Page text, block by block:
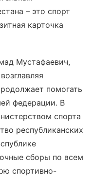
– это спорт
карточка
Мустафаевич,
помогать
федерации. В
спорта
республиканских
сборы по всем
спортивно-